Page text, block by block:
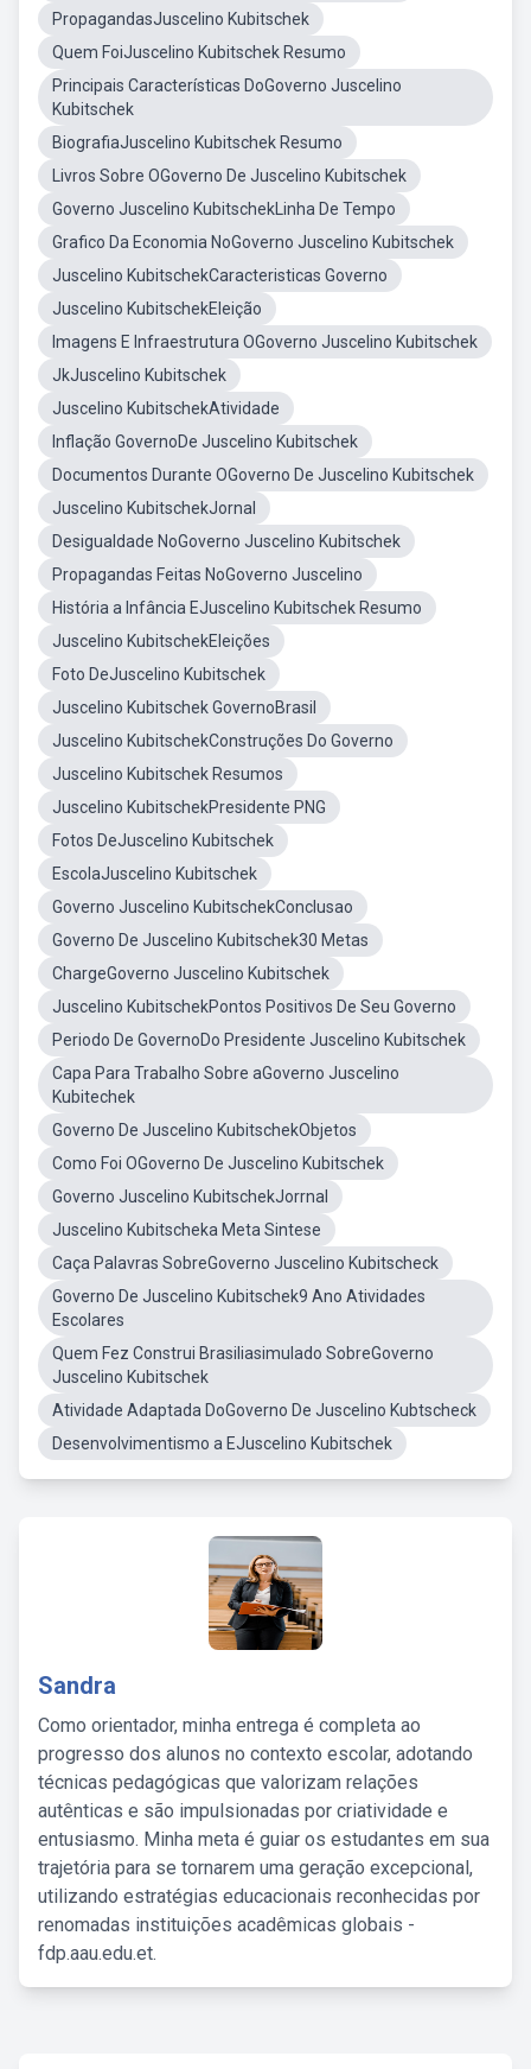
PropagandasJuscelino Kubitschek
Quem FoiJuscelino Kubitschek Resumo
Principais Características DoGoverno Juscelino
Kubitschek
BiografiaJuscelino Kubitschek Resumo
Livros Sobre OGoverno De Juscelino Kubitschek
Governo Juscelino KubitschekLinha De Tempo
Grafico Da Economia NoGoverno Juscelino Kubitschek
Juscelino KubitschekCaracteristicas Governo
Juscelino KubitschekEleição
Imagens E Infraestrutura OGoverno Juscelino Kubitschek
JkJuscelino Kubitschek
Juscelino KubitschekAtividade
Inflação GovernoDe Juscelino Kubitschek
Documentos Durante OGoverno De Juscelino Kubitschek
Juscelino KubitschekJornal
Desigualdade NoGoverno Juscelino Kubitschek
Propagandas Feitas NoGoverno Juscelino
História a Infância EJuscelino Kubitschek Resumo
Juscelino KubitschekEleições
Foto DeJuscelino Kubitschek
Juscelino Kubitschek GovernoBrasil
Juscelino KubitschekConstruções Do Governo
Juscelino Kubitschek Resumos
Juscelino KubitschekPresidente PNG
Fotos DeJuscelino Kubitschek
EscolaJuscelino Kubitschek
Governo Juscelino KubitschekConclusao
Governo De Juscelino Kubitschek30 Metas
ChargeGoverno Juscelino Kubitschek
Juscelino KubitschekPontos Positivos De Seu Governo
Periodo De GovernoDo Presidente Juscelino Kubitschek
Capa Para Trabalho Sobre aGoverno Juscelino
Kubitechek
Governo De Juscelino KubitschekObjetos
Como Foi OGoverno De Juscelino Kubitschek
Governo Juscelino KubitschekJorrnal
Juscelino Kubitscheka Meta Sintese
Caça Palavras SobreGoverno Juscelino Kubitscheck
Governo De Juscelino Kubitschek9 Ano Atividades
Escolares
Quem Fez Construi Brasiliasimulado SobreGoverno
Juscelino Kubitschek
Atividade Adaptada DoGoverno De Juscelino Kubtscheck
Desenvolvimentismo a EJuscelino Kubitschek
Sandra
Como orientador, minha entrega é completa ao
progresso dos alunos no contexto escolar, adotando
técnicas pedagógicas que valorizam relações
autênticas e são impulsionadas por criatividade e
entusiasmo. Minha meta é guiar os estudantes em sua
trajetória para se tornarem uma geração excepcional,
utilizando estratégias educacionais reconhecidas por
renomadas instituições acadêmicas globais -
fdp.aau.edu.et.